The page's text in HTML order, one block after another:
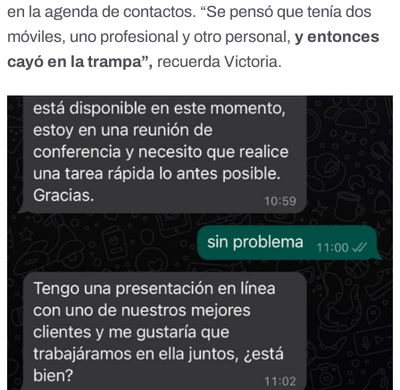
en la agenda de contactos. “Se pensó que tenía dos
móviles, uno profesional y otro personal, y entonces
cayó en la trampa”, recuerda Victoria.